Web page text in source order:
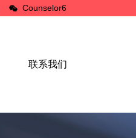
Counselor6
联系我们